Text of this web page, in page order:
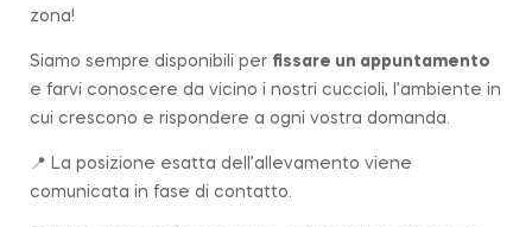
zona!
Siamo sempre disponibili per fissare un appuntamento
e farvi conoscere da vicino i nostri cuccioli, l’ambiente in
cui crescono e rispondere a ogni vostra domanda.
📍 La posizione esatta dell’allevamento viene
comunicata in fase di contatto.